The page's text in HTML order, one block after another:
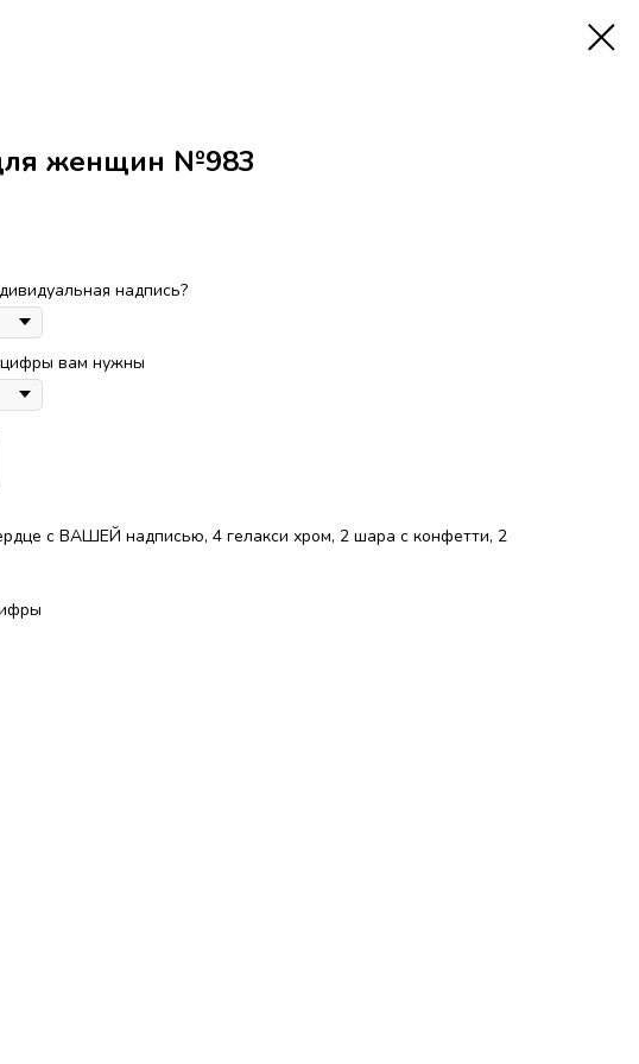
женщин №983
надпись?
вам нужны
с ВАШЕЙ надписью, 4 гелакси хром, 2 шара с конфетти, 2